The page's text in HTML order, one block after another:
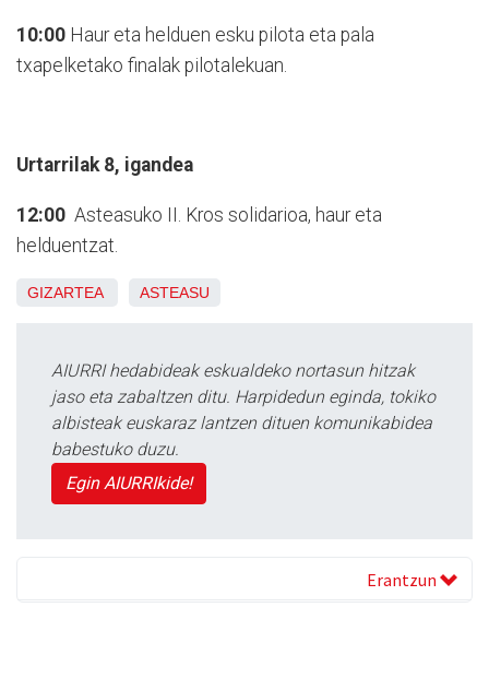
10:00 Haur eta helduen esku pilota eta pala
txapelketako finalak pilotalekuan.
Urtarrilak 8, igandea
12:00 Asteasuko II. Kros solidarioa, haur eta
helduentzat.
GIZARTEA ASTEASU
AIURRI hedabideak eskualdeko nortasun hitzak
jaso eta zabaltzen ditu. Harpidedun eginda, tokiko
albisteak euskaraz lantzen dituen komunikabidea
babestuko duzu.
Egin AIURRIkide!
Erantzun